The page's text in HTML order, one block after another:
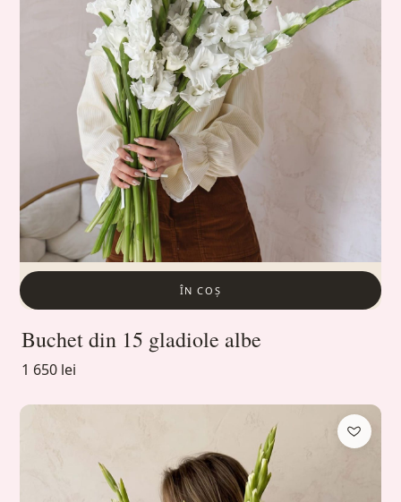
ÎN COȘ
Buchet din 15 gladiole albe
1 650 lei